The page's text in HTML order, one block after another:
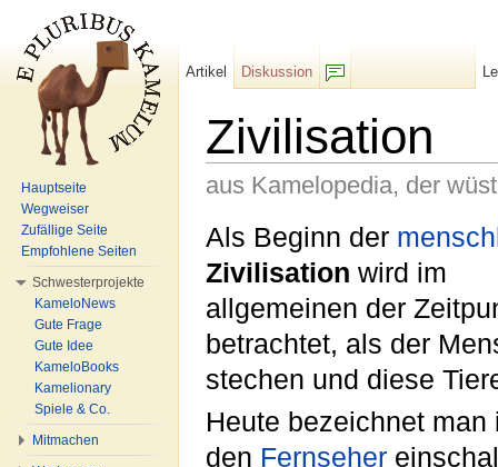
Zivilisation
aus Kamelopedia, der
Als Beginn der
Zivilisation wird im
allgemeinen der
betrachtet, als der
stechen und diese
Heute bezeichnet
den Fernseher
Artikel
Diskussion
Hauptseite
Wegweiser
Zufällige Seite
Empfohlene Seiten
Schwesterprojekte
KameloNews
Gute Frage
Gute Idee
KameloBooks
Kamelionary
Spiele & Co.
Mitmachen